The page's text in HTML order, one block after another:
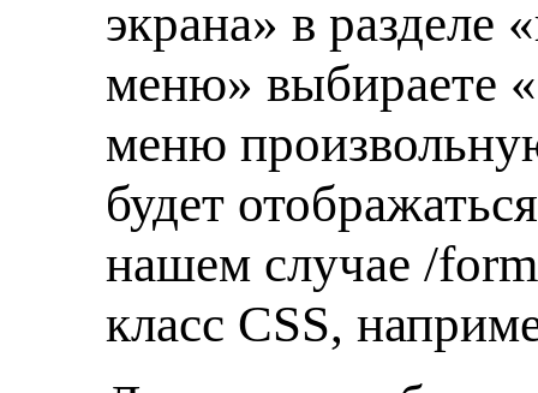
экрана» в разделе
меню» выбираете
меню
будет
нашем случае /
класс CSS,